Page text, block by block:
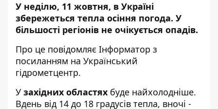
У неділю, 11 жовтня, в Україні
збережеться тепла осіння погода. У
більшості регіонів не очікується опадів.
Про це повідомляє Інформатор з
посиланням на Український
гідрометцентр.
У західних областях буде найхолодніше.
Вдень від 14 до 18 градусів тепла, вночі -